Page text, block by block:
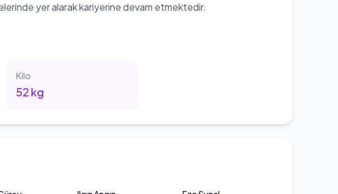
yer alarak kariyerine devam etmektedir.
Kilo
52 kg